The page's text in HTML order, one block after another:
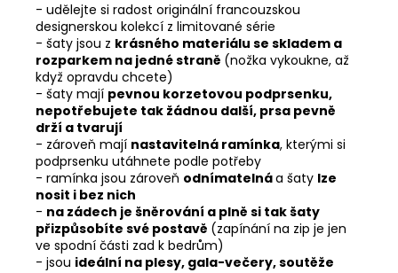
- udělejte si radost originální francouzskou
designerskou kolekcí z limitované série
- šaty jsou z krásného materiálu se skladem a
rozparkem na jedné straně (nožka vykoukne, až
když opravdu chcete)
- šaty mají pevnou korzetovou podprsenku,
nepotřebujete tak žádnou další, prsa pevně
drží a tvarují
- zároveň mají nastavitelná ramínka, kterými si
podprsenku utáhnete podle potřeby
- ramínka jsou zároveň odnímatelnáa šaty lze
nosit i bez nich
- na zádech je šněrování a plně si tak šaty
přizpůsobíte své postavě (zapínání na zip je jen
ve spodní části zad k bedrům)
- jsou ideální na plesy, gala-večery, soutěže